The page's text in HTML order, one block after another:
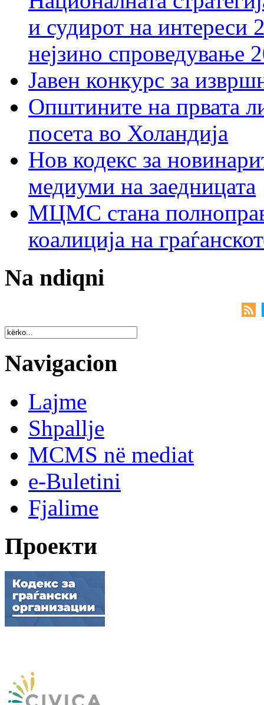
и судирот на интереси
нејзино спроведување
Јавен конкурс за
Општините на првата
посета во Холандија
Нов кодекс за
медиуми на заедницата
МЦМС стана
коалиција на
Na ndiqni
Navigacion
Lajme
Shpallje
MCMS në mediat
e-Buletini
Fjalime
Проекти